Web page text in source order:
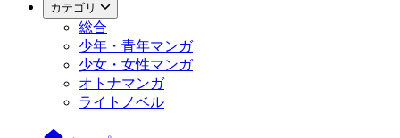
カテゴリ
総合
少年・青年マンガ
少女・女性マンガ
オトナマンガ
ライトノベル